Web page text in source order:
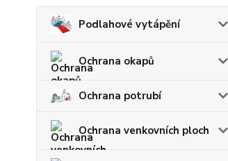
Podlahové vytápění
Ochrana okapů
Ochrana potrubí
Ochrana venkovních ploch